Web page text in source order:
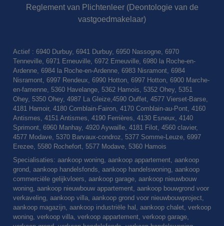
Reglement van Plichtenleer (Deontologie van de
vastgoedmakelaar)
Actief : 6940 Durbuy, 6941 Durbuy, 6950 Nassogne, 6970
Tenneville, 6971 Erneuville, 6972 Erneuville, 6980 la Roche-en-
Ardenne, 6984 la Roche-en-Ardenne, 6983 Nisramont, 6984
Nisramont, 6997 Rendeux, 6990 Hotton, 6997 Hotton, 6900 Marche-
en-famenne, 5360 Havelange, 5362 Hamois, 5352 Ohey, 5351
Ohey, 5350 Ohey, 4987 La Gleize,4590 Ouffet, 4577 Vierset-Barse,
4181 Hamoir, 4180 Comblain-Fairon, 4170 Comblain-au-Pont, 4160
Antismes, 4151 Antismes, 4190 Ferrières, 4130 Esneux, 4140
Sprimont, 6960 Manhay, 4920 Aywaille, 4181 Filot, 4560 clavier,
4577 Modave, 5370 Barvaux-condroz, 5377 Somme-Leuze, 6997
Erezee, 5580 Rochefort, 5577 Modave, 5360 Hamois
Specialisaties: aankoop woning, aankoop appartement, aankoop
grond, aankoop handelsfonds, aankoop handelswoning, aankoop
commerciële gelijkvloers, aankoop garage, aankoop nieuwbouw
woning, aankoop nieuwbouw appartement, aankoop bouwgrond voor
verkaveling, aankoop villa, aankoop grond voor nieuwbouwproject,
aankoop magazijn, aankoop industriële hal, aankoop chalet, verkoop
woning, verkoop villa, verkoop appartement, verkoop garage,